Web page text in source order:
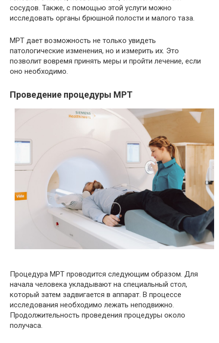
сосудов. Также, с помощью этой услуги можно
исследовать органы брюшной полости и малого таза.
МРТ дает возможность не только увидеть
патологические изменения, но и измерить их. Это
позволит вовремя принять меры и пройти лечение, если
оно необходимо.
Проведение процедуры МРТ
Процедура МРТ проводится следующим образом. Для
начала человека укладывают на специальный стол,
который затем задвигается в аппарат. В процессе
исследования необходимо лежать неподвижно.
Продолжительность проведения процедуры около
получаса.